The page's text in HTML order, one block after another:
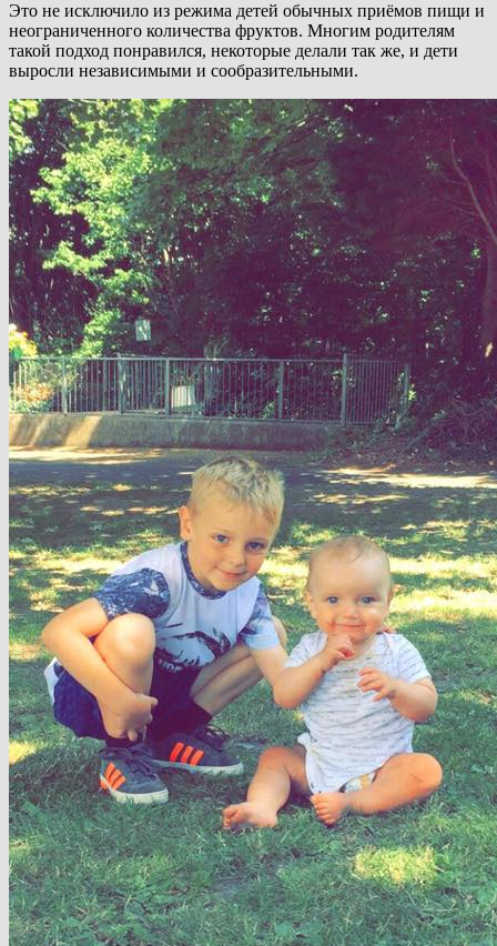
Это не исключило из режима детей обычных приёмов пищи и
неограниченного количества фруктов. Многим родителям
такой подход понравился, некоторые делали так же, и дети
выросли независимыми и сообразительными.